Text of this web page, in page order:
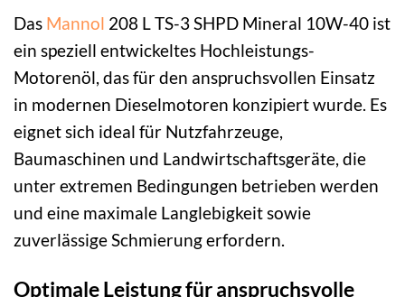
Das Mannol 208 L TS-3 SHPD Mineral 10W-40 ist
ein speziell entwickeltes Hochleistungs-
Motorenöl, das für den anspruchsvollen Einsatz
in modernen Dieselmotoren konzipiert wurde. Es
eignet sich ideal für Nutzfahrzeuge,
Baumaschinen und Landwirtschaftsgeräte, die
unter extremen Bedingungen betrieben werden
und eine maximale Langlebigkeit sowie
zuverlässige Schmierung erfordern.
Optimale Leistung für anspruchsvolle